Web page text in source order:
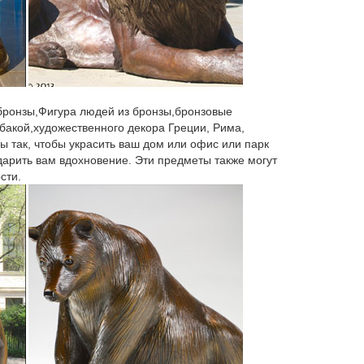
сервизы (12). Чайные сервизы (79). Скульптура,
быстрой доставкой по России, фото,
традиционной культуре отводилась роль не
Селе. Голос времени.
в санкт-петербурге петергофе ломоносове
селе скупка спб…
«Добрейший и милейший Верный Милорд. 1860–
людей из бронзы,бронзовые
декора Греции, Рима,
так, чтобы украсить ваш дом или офис или парк
вам вдохновение. Эти предметы также могут